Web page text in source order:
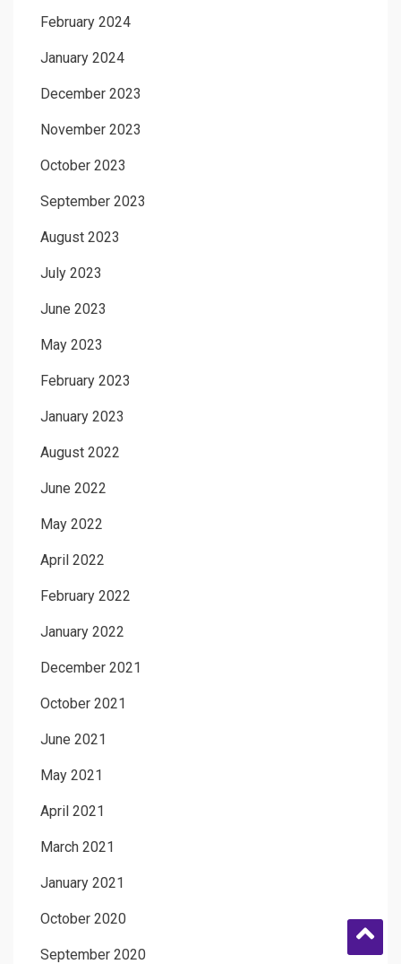
February 2024
January 2024
December 2023
November 2023
October 2023
September 2023
August 2023
July 2023
June 2023
May 2023
February 2023
January 2023
August 2022
June 2022
May 2022
April 2022
February 2022
January 2022
December 2021
October 2021
June 2021
May 2021
April 2021
March 2021
January 2021
October 2020
September 2020